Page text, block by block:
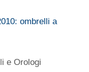
ombrelli a
e Orologi